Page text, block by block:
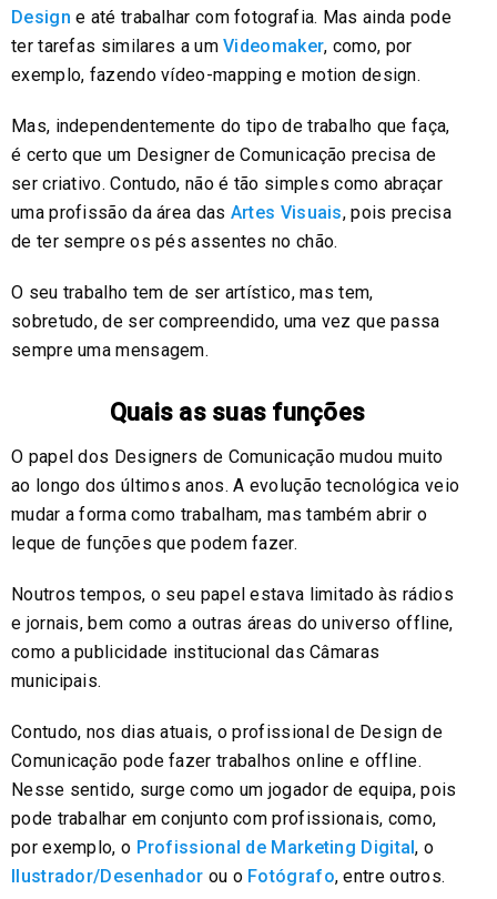
Design e até trabalhar com fotografia. Mas ainda pode
ter tarefas similares a umVideomaker, como, por
exemplo, fazendo vídeo-mapping e motion design.
Mas, independentemente do tipo de trabalho que faça,
é certo que um Designer de Comunicação precisa de
ser criativo. Contudo, não é tão simples como abraçar
uma profissão da área das Artes Visuais, pois precisa
de ter sempre os pés assentes no chão.
O seu trabalho tem de ser artístico, mas tem,
sobretudo, de ser compreendido, uma vez que passa
sempre uma mensagem.
Quais as suas funções
O papel dos Designers de Comunicação mudou muito
ao longo dos últimos anos. A evolução tecnológica veio
mudar a forma como trabalham, mas também abrir o
leque de funções que podem fazer.
Noutros tempos, o seu papel estava limitado às rádios
e jornais, bem como a outras áreas do universo offline,
como a publicidade institucional das Câmaras
municipais.
Contudo, nos dias atuais, o profissional de Design de
Comunicação pode fazer trabalhos online e offline.
Nesse sentido, surge como um jogador de equipa, pois
pode trabalhar em conjunto com profissionais, como,
por exemplo, o Profissional de Marketing Digital, o
Ilustrador/Desenhador ou o Fotógrafo, entre outros.